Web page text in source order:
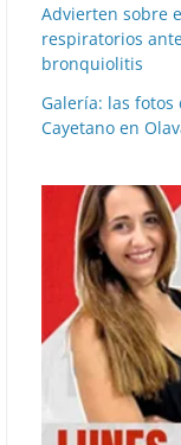
Advierten sobre
respiratorios
bronquiolitis
Galería: las fotos
Cayetano en